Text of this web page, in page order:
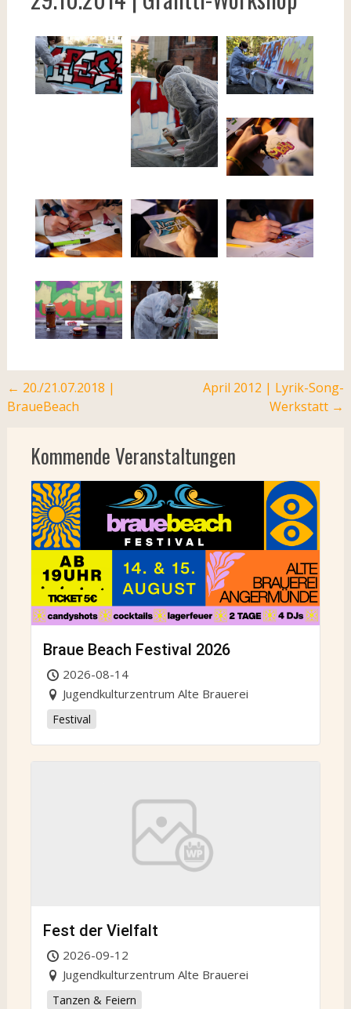
Post
navigation
← 20./21.07.2018 |
BraueBeach
April 2012 | Lyrik-Song-
Werkstatt →
Kommende Veranstaltungen
Braue Beach Festival 2026
2026-08-14
Jugendkulturzentrum Alte Brauerei
Festival
Fest der Vielfalt
2026-09-12
Jugendkulturzentrum Alte Brauerei
Tanzen & Feiern